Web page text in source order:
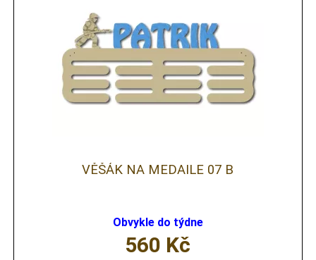
VĚŠÁK NA MEDAILE 07 B
Obvykle do týdne
560 Kč